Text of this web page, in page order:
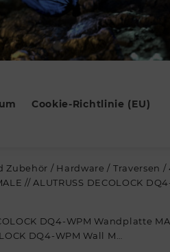
Cookie-Richtlinie (EU)
Zubehör / Hardware / Traversen /
// ALUTRUSS DECOLOCK